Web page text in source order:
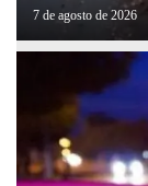
7 de agosto de 2026